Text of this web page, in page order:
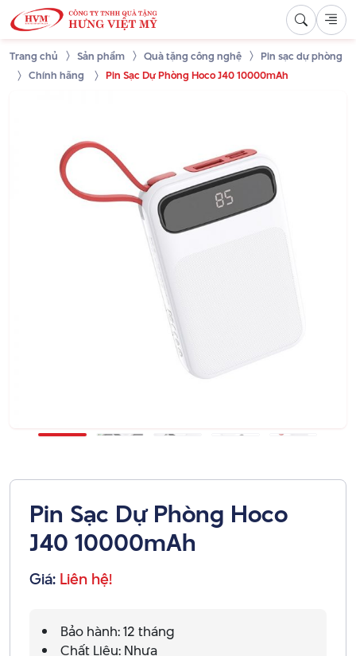
Trang chủ Sản phẩm Quà tặng công nghệ
Pin sạc dự phòng
Chính hãng
Pin Sạc Dự Phòng Hoco J40 10000mAh
Pin Sạc Dự Phòng Hoco
J40 10000mAh
Giá: Liên hệ!
Bảo hành: 12 tháng
Chất Liệu: Nhựa